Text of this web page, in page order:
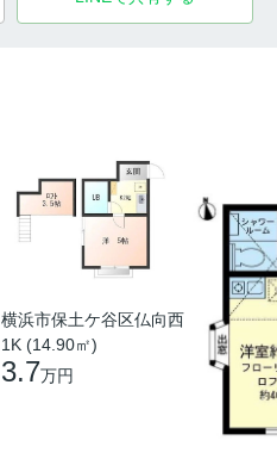
横浜市保土ケ谷区仏向西
1K (14.90㎡)
3.7万円